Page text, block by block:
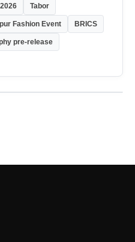
Tabor
Fashion Event BRICS
pre-release